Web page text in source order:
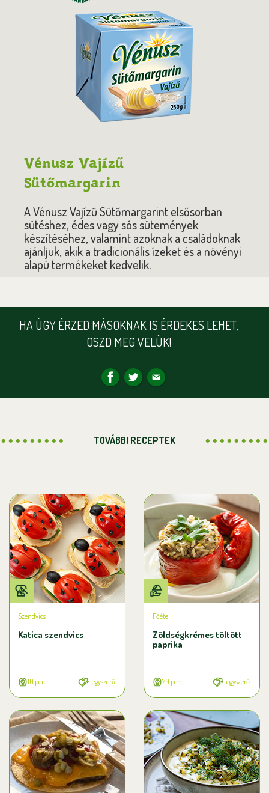
Vénusz Vajízű
Sütőmargarin
A Vénusz Vajízű Sütőmargarint elsősorban
sütéshez, édes vagy sós sütemények
készítéséhez, valamint azoknak a családoknak
ajánljuk, akik a tradicionális ízeket és a növényi
alapú termékeket kedvelik.
HA ÚGY ÉRZED MÁSOKNAK IS ÉRDEKES LEHET,
OSZD MEG VELÜK!
TOVÁBBI RECEPTEK
Szendvics
Katica szendvics
10 perc egyszerű
Főétel
Zöldségkrémes töltött
paprika
70 perc egyszerű